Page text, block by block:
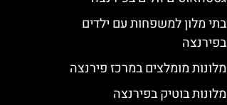
בתי מלון למשפחות עם ילדים
בפירנצה
מלונות מומלצים במרכז פירנצה
מלונות בוטיק בפירנצה